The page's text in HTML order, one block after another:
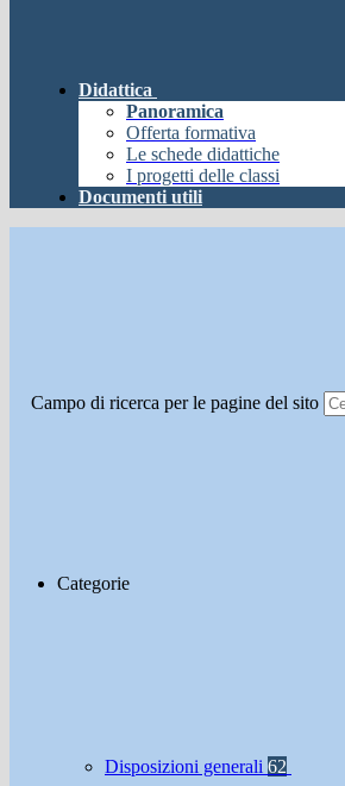
Didattica
Panoramica
Offerta formativa
Le schede didattiche
I progetti delle classi
Documenti utili
Campo di ricerca per le pagine del sito
Categorie
Disposizioni generali 62